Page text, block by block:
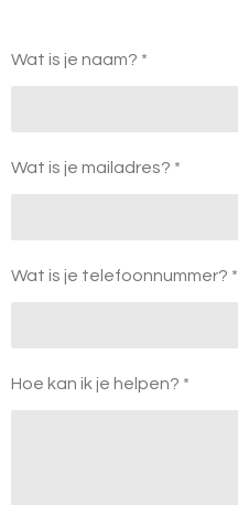
Wat is je naam? *
Wat is je mailadres? *
Wat is je telefoonnummer? *
Hoe kan ik je helpen? *